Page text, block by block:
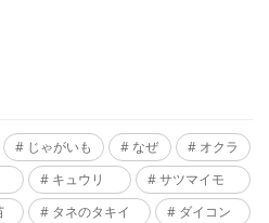
じゃがいも なぜ
オクラ
キュウリ
サツマイモ
タネのタキイ
ダイコン